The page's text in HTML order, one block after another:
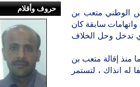
الوطني متعب بن
سابقة كان
تدخل وحل الخلاف
منذ إقالة متعب بن
انذاك ، لتستمر
حروف وأقلام